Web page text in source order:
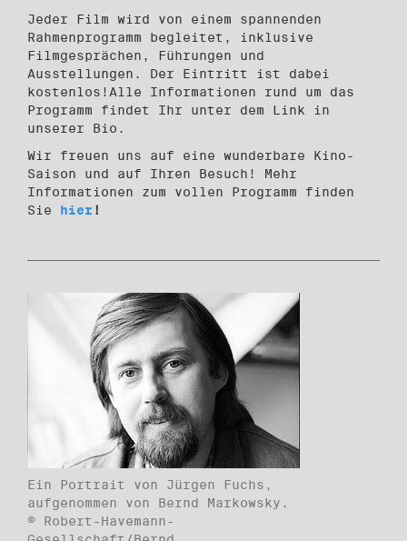
Jeder Film wird von einem spannenden
Rahmenprogramm begleitet, inklusive
Filmgesprächen, Führungen und
Ausstellungen. Der Eintritt ist dabei
kostenlos!Alle Informationen rund um das
Programm findet Ihr unter dem Link in
unserer Bio.
Wir freuen uns auf eine wunderbare Kino-
Saison und auf Ihren Besuch! Mehr
Informationen zum vollen Programm finden
Sie hier!
Ein Portrait von Jürgen Fuchs,
aufgenommen von Bernd Markowsky.
© Robert-Havemann-